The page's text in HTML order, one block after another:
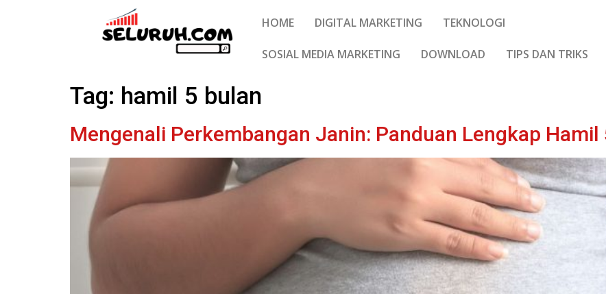
HOME DIGITAL MARKETING TEKNOLOGI
SOSIAL MEDIA MARKETING DOWNLOAD TIPS DAN TRIKS
Tag: hamil 5 bulan
Mengenali Perkembangan Janin: Panduan Lengkap Hamil